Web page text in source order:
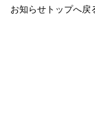
お知らせトップへ戻